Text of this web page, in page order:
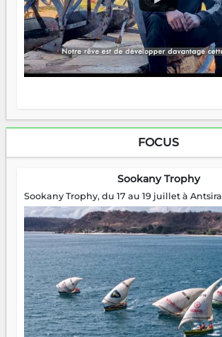
FOCUS
Sookany Trophy
Sookany Trophy, du 17 au 19 juillet à